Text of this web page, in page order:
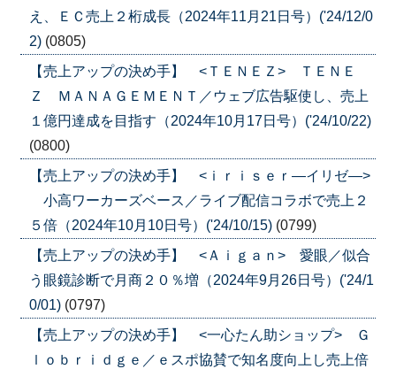
え、ＥＣ売上２桁成長（2024年11月21日号）('24/12/0
2) (0805)
【売上アップの決め手】 <ＴＥＮＥＺ> ＴＥＮＥ
Ｚ ＭＡＮＡＧＥＭＥＮＴ／ウェブ広告駆使し、売上
１億円達成を目指す（2024年10月17日号）('24/10/22)
(0800)
【売上アップの決め手】 <ｉｒｉｓｅｒ―イリゼ―>
小高ワーカーズベース／ライブ配信コラボで売上２
５倍（2024年10月10日号）('24/10/15) (0799)
【売上アップの決め手】 <Ａｉｇａｎ> 愛眼／似合
う眼鏡診断で月商２０％増（2024年9月26日号）('24/1
0/01) (0797)
【売上アップの決め手】 <一心たん助ショップ> Ｇ
ｌｏｂｒｉｄｇｅ／ｅスポ協賛で知名度向上し売上倍